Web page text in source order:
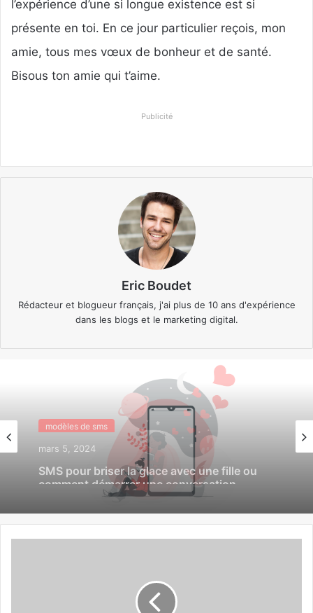
l’expérience d’une si longue existence est si
présente en toi. En ce jour particulier reçois, mon
amie, tous mes vœux de bonheur et de santé.
Bisous ton amie qui t’aime.
Publicité
Eric Boudet
Rédacteur et blogueur français, j'ai plus de 10 ans d'expérience
dans les blogs et le marketing digital.
modèles de sms
mars 5, 2024
modèles de sms
février 28, 2024
Sms j’ai rêvé de toi cette nuit